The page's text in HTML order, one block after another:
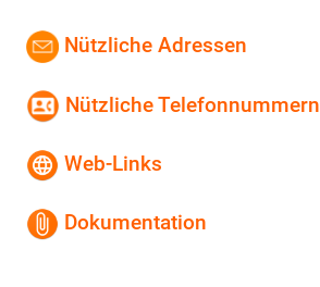
Nützliche Adressen
Nützliche Telefonnummern
Web-Links
Dokumentation